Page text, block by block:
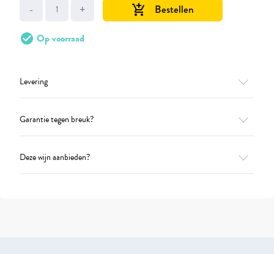
- + add_shopping_cart Bestellen
check_circle Op voorraad
Levering
Garantie tegen breuk?
Deze wijn aanbieden?